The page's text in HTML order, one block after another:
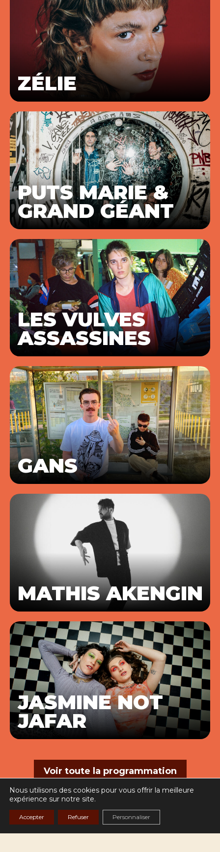
ZÉLIE
PUTS MARIE &
GRAND GÉANT
LES VULVES
ASSASSINES
GANS
MATHIS AKENGIN
JASMINE NOT
JAFAR
Voir toute la programmation
Nous utilisons des cookies pour vous offrir la meilleure
expérience sur notre site.
Accepter Refuser Personnaliser